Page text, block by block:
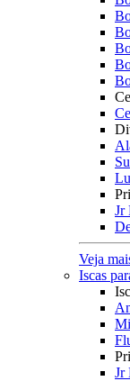
Jr
Veja
Iscas
Jr